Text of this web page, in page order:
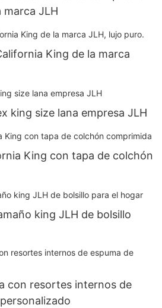
marca JLH
King de la marca
king size lana empresa JLH
King con tapa de colchón
king JLH de bolsillo
con resortes internos de